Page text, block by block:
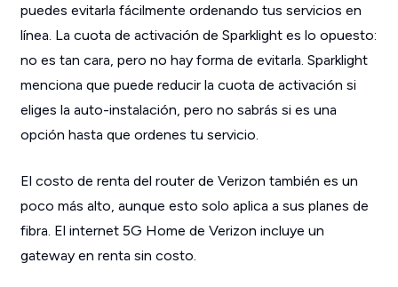
puedes evitarla fácilmente ordenando tus servicios en
línea. La cuota de activación de Sparklight es lo opuesto:
no es tan cara, pero no hay forma de evitarla. Sparklight
menciona que puede reducir la cuota de activación si
eliges la auto-instalación, pero no sabrás si es una
opción hasta que ordenes tu servicio.
El costo de renta del router de Verizon también es un
poco más alto, aunque esto solo aplica a sus planes de
fibra. El internet 5G Home de Verizon incluye un
gateway en renta sin costo.